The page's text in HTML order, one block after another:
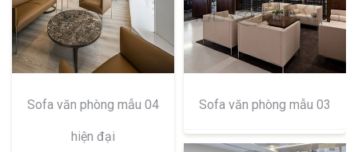
Sofa văn phòng mẫu 04
hiện đại
Sofa văn phòng mẫu 03